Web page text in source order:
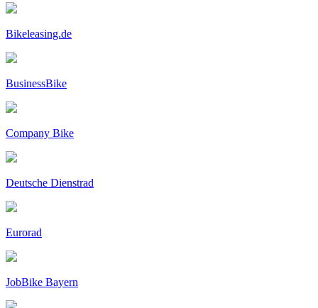
Bikeleasing.de
BusinessBike
Company Bike
Deutsche Dienstrad
Eurorad
JobBike Bayern